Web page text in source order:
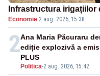
Infrastructura irigațiilor
Economie·2 aug. 2026, 15:38
2
Politica-2 aug. 2026, 15:42
Ana Maria Păcuraru
ediție explozivă a
PLUS